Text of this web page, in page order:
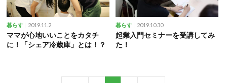
暮らす 2019.11.2
ママが心地いいことをカタチ
に！「シェア冷蔵庫」とは！？
暮らす 2019.10.30
起業入門セミナーを受講してみ
た！